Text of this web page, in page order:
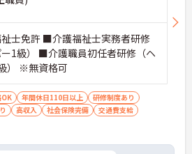
士免許 ■介護福祉士実務者研修
ー1級） ■介護職員初任者研修（ヘ
） ※無資格可
OK 年間休日110日以上
研修制度あり
高収入 社会保険完備
交通費支給